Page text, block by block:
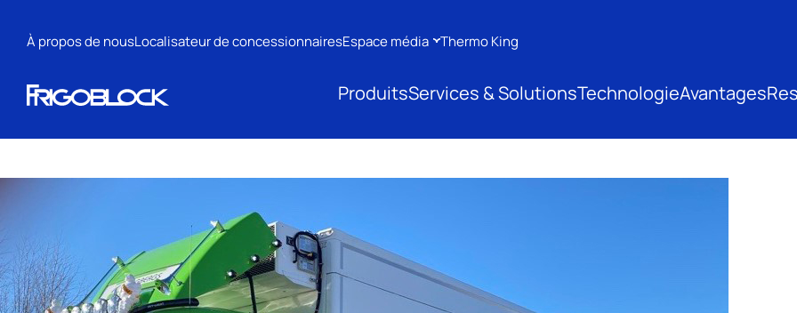
À propos de nousLocalisateur de concessionnairesEspace média Thermo King
ProduitsServices & SolutionsTechnologieAvantages